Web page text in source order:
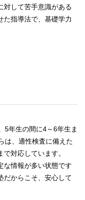
対して苦手意識がある
た指導法で、基礎学力
5年生の間に4～6年生ま
は、適性検査に備えた
対応しています。
な情報が多い状態です
だからこそ、安心して